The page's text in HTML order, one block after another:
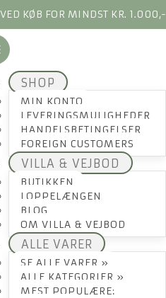
KØB FOR MINDST KR. 1.000,-
SHOP
MIN KONTO
LEVERINGSMULIGHEDER
HANDELSBETINGELSER
FOREIGN CUSTOMERS
VILLA & VEJBOD
BUTIKKEN
LOPPELÆNGEN
BLOG
OM VILLA & VEJBOD
ALLE VARER
SE ALLE VARER »
ALLE KATEGORIER »
MEST POPULÆRE: